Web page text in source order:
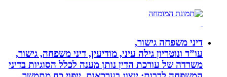
דיני משפחה גישור,
עו”ד ונוטריון גילה עיני, מודיעין, דיני משפחה, גישור,
משרדה של עורכת הדין נותן מענה לכלל הסוגיות בדיני